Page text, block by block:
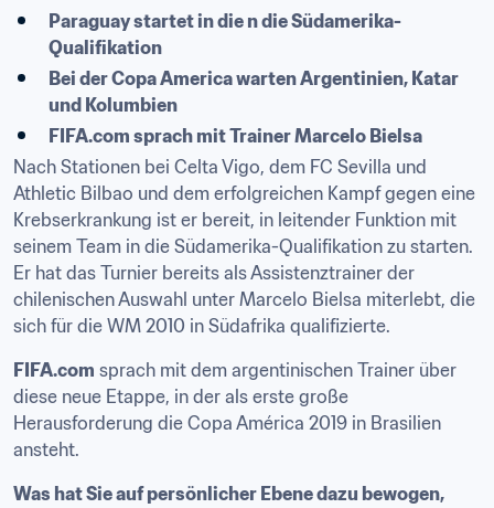
Paraguay startet in die n die Südamerika-
Qualifikation
Bei der Copa America warten Argentinien, Katar
und Kolumbien
FIFA.com sprach mit Trainer Marcelo Bielsa
Nach Stationen bei Celta Vigo, dem FC Sevilla und
Athletic Bilbao und dem erfolgreichen Kampf gegen eine
Krebserkrankung ist er bereit, in leitender Funktion mit
seinem Team in die Südamerika-Qualifikation zu starten.
Er hat das Turnier bereits als Assistenztrainer der
chilenischen Auswahl unter Marcelo Bielsa miterlebt, die
sich für die WM 2010 in Südafrika qualifizierte.
FIFA.com sprach mit dem argentinischen Trainer über
diese neue Etappe, in der als erste große
Herausforderung die Copa América 2019 in Brasilien
ansteht.
Was hat Sie auf persönlicher Ebene dazu bewogen,